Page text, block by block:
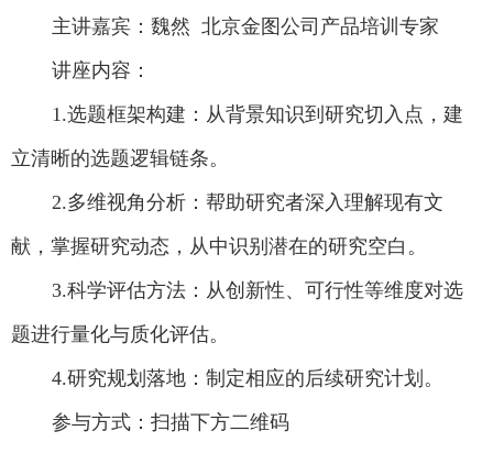
主讲嘉宾：魏然 北京金图公司产品培训专家
讲座内容：
1.选题框架构建：从背景知识到研究切入点，建
立清晰的选题逻辑链条。
2.多维视角分析：帮助研究者深入理解现有文
献，掌握研究动态，从中识别潜在的研究空白。
3.科学评估方法：从创新性、可行性等维度对选
题进行量化与质化评估。
4.研究规划落地：制定相应的后续研究计划。
参与方式：扫描下方二维码